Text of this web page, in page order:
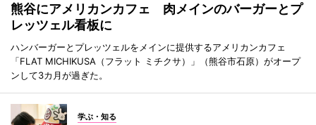
熊谷にアメリカンカフェ 肉メインのバーガーとプ
レッツェル看板に
ハンバーガーとプレッツェルをメインに提供するアメリカンカフェ
「FLAT MICHIKUSA（フラット ミチクサ）」（熊谷市石原）がオープ
ンして3カ月が過ぎた。
学ぶ・知る